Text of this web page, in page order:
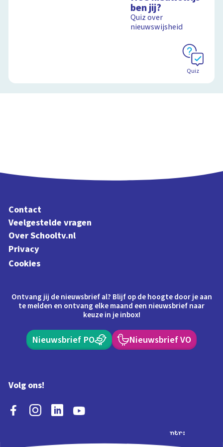
ben jij?
Quiz over
nieuwswijsheid
Quiz
Contact
Veelgestelde vragen
Over Schooltv.nl
Privacy
Cookies
Ontvang jij de nieuwsbrief al? Blijf op de hoogte door je aan
te melden en ontvang elke maand een nieuwsbrief naar
keuze in je inbox!
Nieuwsbrief PO Nieuwsbrief VO
Volg ons!